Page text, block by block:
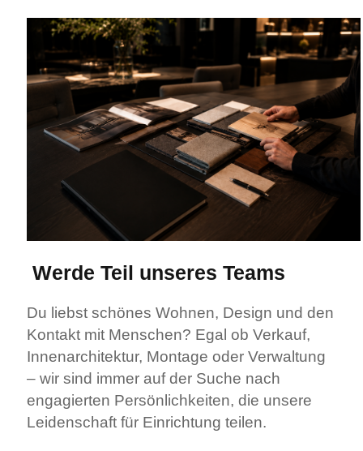
Werde Teil unseres Teams
Du liebst schönes Wohnen, Design und den
Kontakt mit Menschen? Egal ob Verkauf,
Innenarchitektur, Montage oder Verwaltung
– wir sind immer auf der Suche nach
engagierten Persönlichkeiten, die unsere
Leidenschaft für Einrichtung teilen.